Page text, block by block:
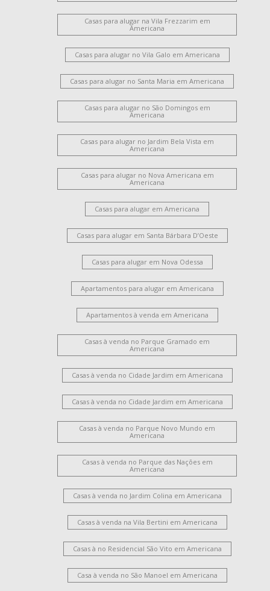
Casas para alugar na Vila Frezzarim em
Americana
Casas para alugar no Vila Galo em Americana
Casas para alugar no Santa Maria em Americana
Casas para alugar no São Domingos em
Americana
Casas para alugar no Jardim Bela Vista em
Americana
Casas para alugar no Nova Americana em
Americana
Casas para alugar em Americana
Casas para alugar em Santa Bárbara D’Oeste
Casas para alugar em Nova Odessa
Apartamentos para alugar em Americana
Apartamentos à venda em Americana
Casas à venda no Parque Gramado em
Americana
Casas à venda no Cidade Jardim em Americana
Casas à venda no Cidade Jardim em Americana
Casas à venda no Parque Novo Mundo em
Americana
Casas à venda no Parque das Nações em
Americana
Casas à venda no Jardim Colina em Americana
Casas à venda na Vila Bertini em Americana
Casas à no Residencial São Vito em Americana
Casa à venda no São Manoel em Americana